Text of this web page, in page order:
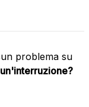
problema su